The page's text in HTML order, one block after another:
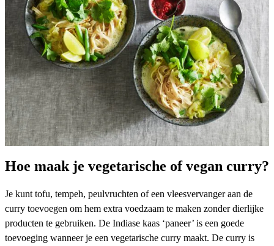
Hoe maak je vegetarische of vegan curry?
Je kunt tofu, tempeh, peulvruchten of een vleesvervanger aan de
curry toevoegen om hem extra voedzaam te maken zonder dierlijke
producten te gebruiken. De Indiase kaas ‘paneer’ is een goede
toevoeging wanneer je een vegetarische curry maakt. De curry is